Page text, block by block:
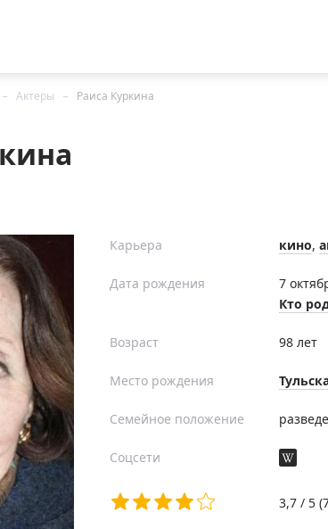
Актеры Раиса Куркина
Карьера кино,
Дата рождения 7
Кто
Возраст 98 лет
Место рождения
Семейное положение
Соцсети
3,7 / 5 (